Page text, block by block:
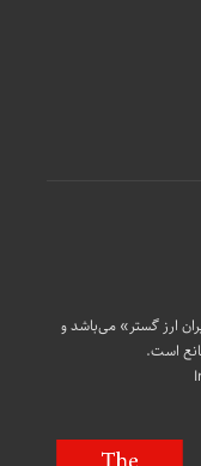
ارز گستر» می‌باشد و
است.